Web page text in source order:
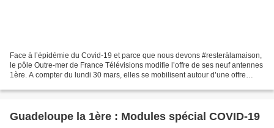
Face à l’épidémie du Covid-19 et parce que nous devons #resteràlamaison,
le pôle Outre-mer de France Télévisions modifie l’offre de ses neuf antennes
1ère. A compter du lundi 30 mars, elles se mobilisent autour d’une offre
Guadeloupe la 1ère : Modules spécial COVID-19